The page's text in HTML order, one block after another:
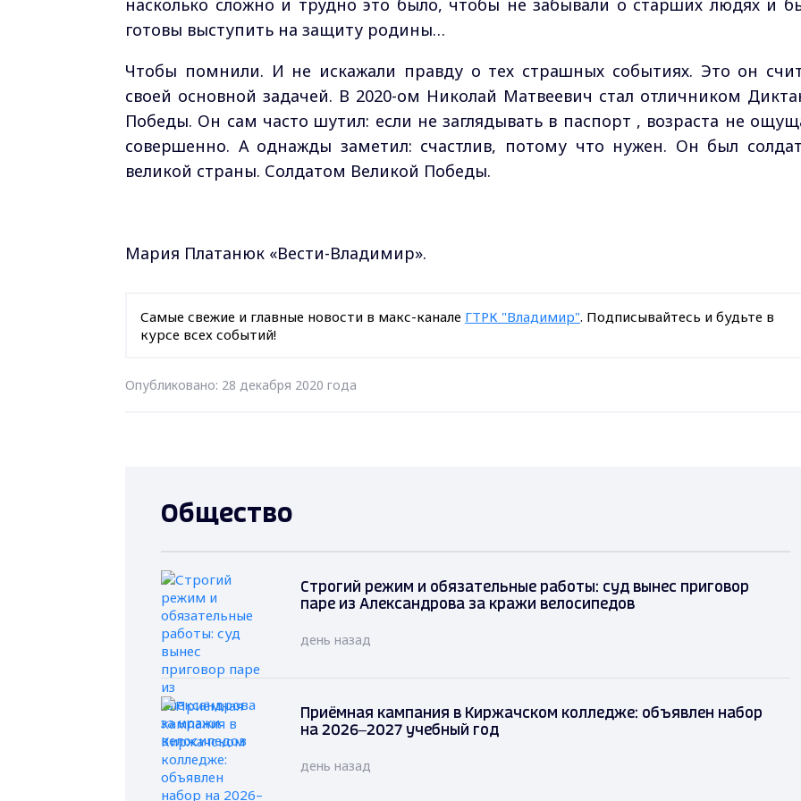
готовы выступить на защиту родины…
Чтобы помнили. И не искажали правду о тех страшных событиях. Это он
своей основной задачей. В 2020-ом Николай Матвеевич стал отличником
Победы. Он сам часто шутил: если не заглядывать в паспорт , возраста не
совершенно. А однажды заметил: счастлив, потому что нужен. Он был
великой страны. Солдатом Великой Победы.
Мария Платанюк «Вести-Владимир».
Самые свежие и главные новости в макс-канале ГТРК "Владимир". Подписывайтесь и будьте в
курсе всех событий!
Опубликовано: 28 декабря 2020 года
Общество
Строгий режим и обязательные работы: суд вынес приговор
паре из Александрова за кражи велосипедов
день назад
Приёмная кампания в Киржачском колледже: объявлен набор
на 2026–2027 учебный год
день назад